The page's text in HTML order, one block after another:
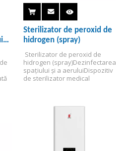
Sterilizator de peroxid de
hidrogen (spray)
Sterilizator de peroxid de
hidrogen (spray)Dezinfectarea
spațiului și a aeruluiDispozitiv
de sterilizator medical